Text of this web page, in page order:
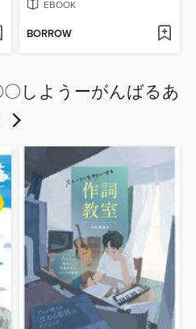
EBOOK
BORROW
しようーがんばるあ